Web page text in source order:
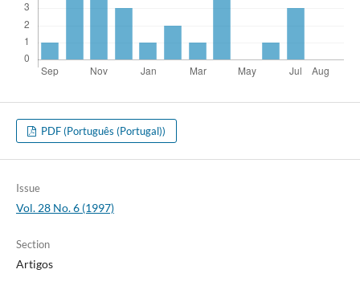
PDF (Português (Portugal))
Issue
Vol. 28 No. 6 (1997)
Section
Artigos